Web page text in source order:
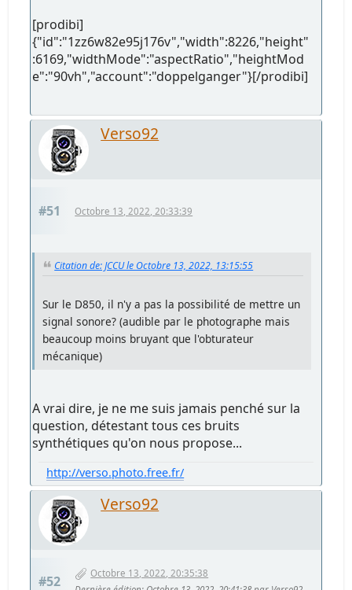
[prodibi]
{"id":"1zz6w82e95j176v","width":8226,"height"
:6169,"widthMode":"aspectRatio","heightMod
e":"90vh","account":"doppelganger"}[/prodibi]
Verso92
#51 Octobre 13, 2022, 20:33:39
Citation de: JCCU le Octobre 13, 2022, 13:15:55
Sur le D850, il n'y a pas la possibilité de mettre un
signal sonore? (audible par le photographe mais
beaucoup moins bruyant que l'obturateur
mécanique)
A vrai dire, je ne me suis jamais penché sur la
question, détestant tous ces bruits
synthétiques qu'on nous propose...
http://verso.photo.free.fr/
Verso92
#52
Octobre 13, 2022, 20:35:38